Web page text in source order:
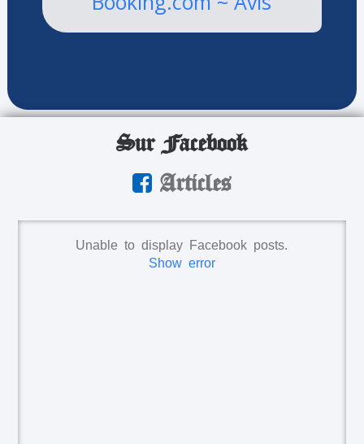
Sur Facebook
Articles
Unable to display Facebook posts.
Show error